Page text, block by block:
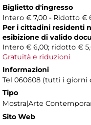
Biglietto d'ingresso
Intero € 7,00 - Ridotto €
Per i cittadini residenti
esibizione di valido
Intero € 6,00; ridotto €
Gratuità e riduzioni
Informazioni
Tel 060608 (tutti i giorni
Tipo
Mostra|Arte
Sito Web